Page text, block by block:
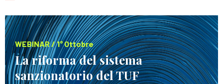
WEBINAR / 1° Ottobre
La riforma del sistema
sanzionatorio del TUF